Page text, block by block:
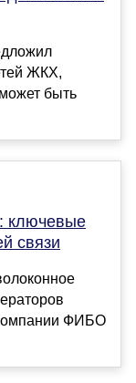
ЖКХ,
быть
ключевые
связи
ФИБО